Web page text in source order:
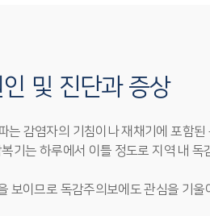
및 진단과 증상
는 감염자의 기침이나 재채기에 포함된
기는 하루에서 이틀 정도로 지역 내 독
보이므로 독감주의보에도 관심을 기울